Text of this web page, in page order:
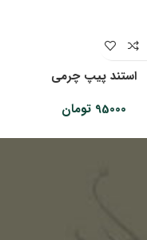
استند پیپ چرمی
95000 تومان